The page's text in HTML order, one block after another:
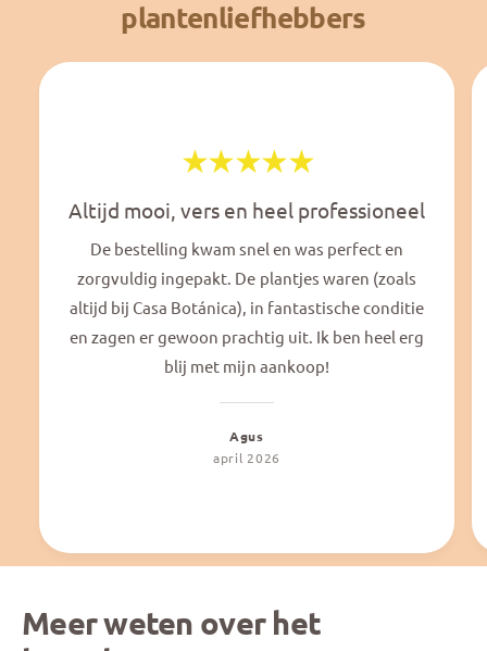
plantenliefhebbers
Altijd mooi, vers en heel professioneel
De bestelling kwam snel en was perfect en
zorgvuldig ingepakt. De plantjes waren (zoals
altijd bij Casa Botánica), in fantastische conditie
en zagen er gewoon prachtig uit. Ik ben heel erg
blij met mijn aankoop!
Agus
april 2026
Meer weten over het